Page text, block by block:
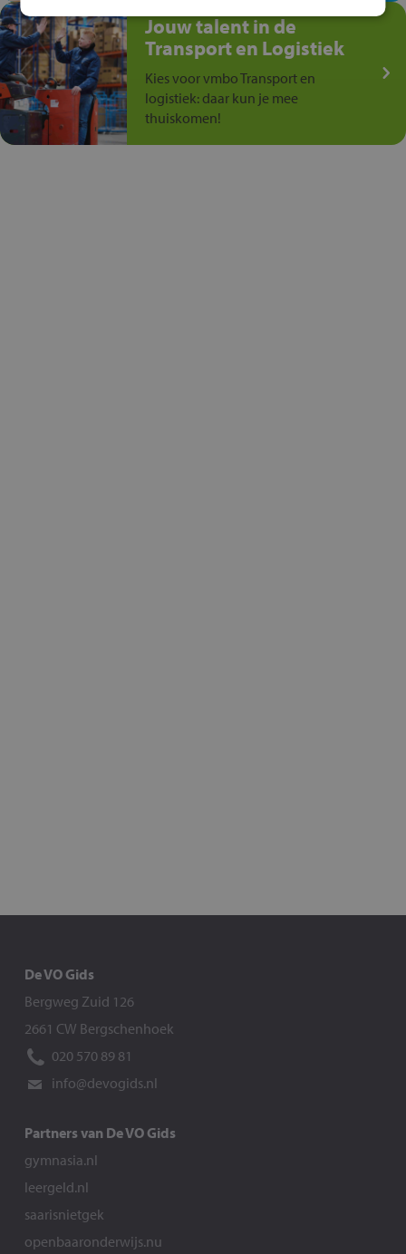
Jouw talent in de
Transport en Logistiek
Kies voor vmbo Transport en
logistiek: daar kun je mee
thuiskomen!
De VO Gids
Bergweg Zuid 126
2661 CW Bergschenhoek
020 570 89 81
info@devogids.nl
Partners van De VO Gids
gymnasia.nl
leergeld.nl
saarisnietgek
openbaaronderwijs.nu